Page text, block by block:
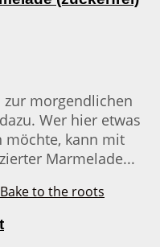
morgendlichen
Wer hier etwas
möchte, kann mit
Marmelade...